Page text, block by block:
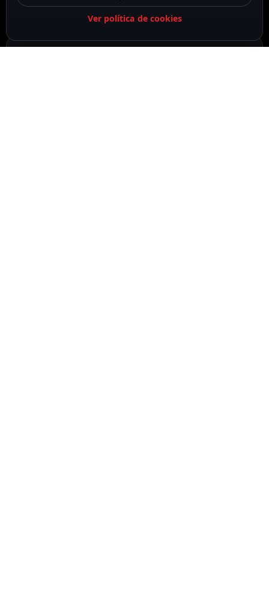
Ver política de cookies